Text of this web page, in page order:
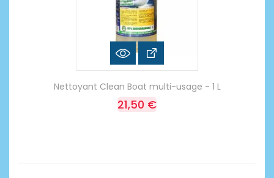
Nettoyant Clean Boat multi-usage - 1 L
21,50 €